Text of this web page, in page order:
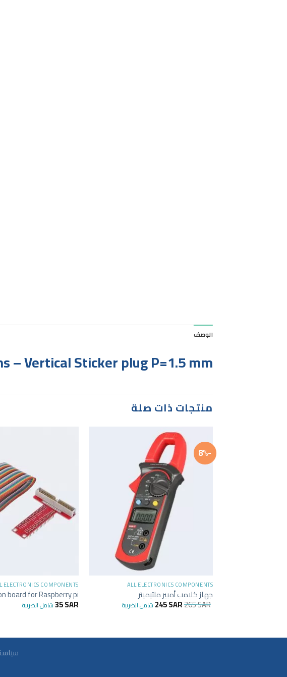
الوصف
– Vertical Sticker plug P=1.5 mm
منتجات ذات صلة
-8%
ALL ELECTRONICS COMPONENTS
جهاز كلامب أمبير ملتيميتر
265SAR
245SAR شامل الضريبة
ELECTRONICS COMPONENTS
board for Raspberry pi
35SAR شامل الضريبة